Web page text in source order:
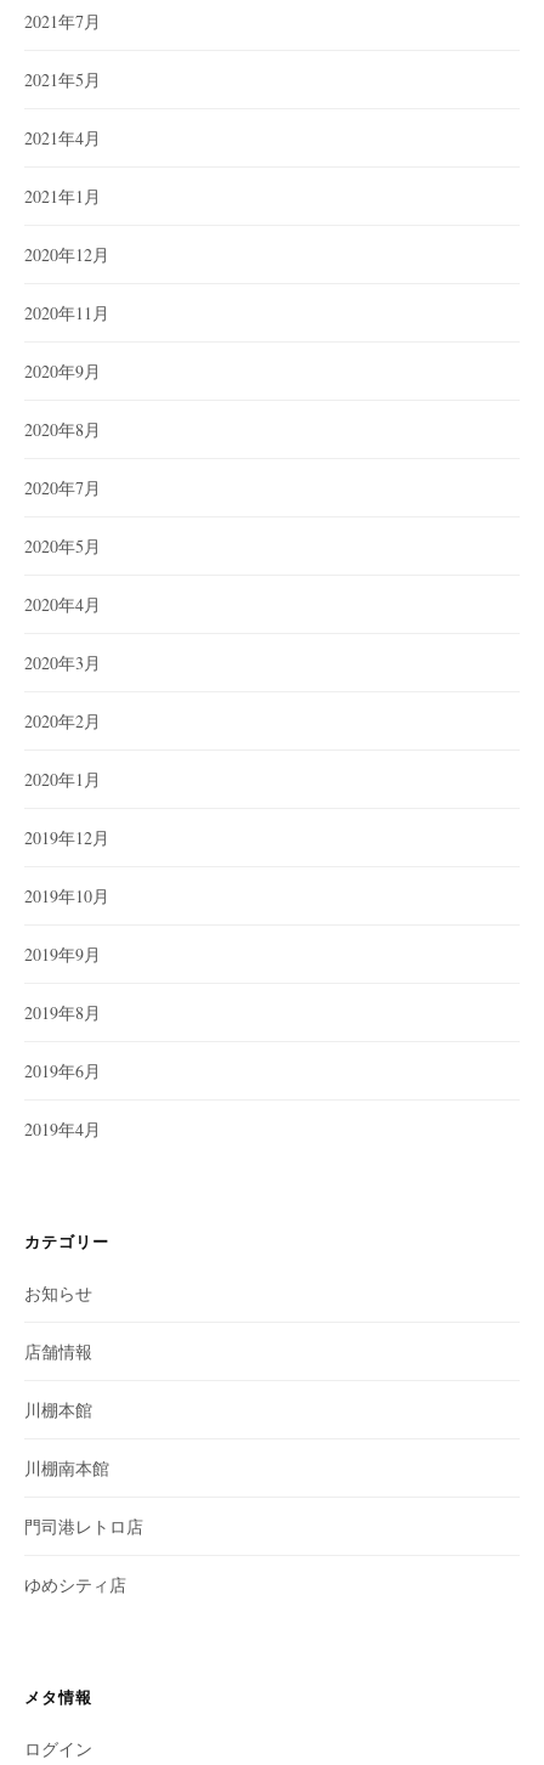
2021年7月
2021年5月
2021年4月
2021年1月
2020年12月
2020年11月
2020年9月
2020年8月
2020年7月
2020年5月
2020年4月
2020年3月
2020年2月
2020年1月
2019年12月
2019年10月
2019年9月
2019年8月
2019年6月
2019年4月
カテゴリー
お知らせ
店舗情報
川棚本館
川棚南本館
門司港レトロ店
ゆめシティ店
メタ情報
ログイン